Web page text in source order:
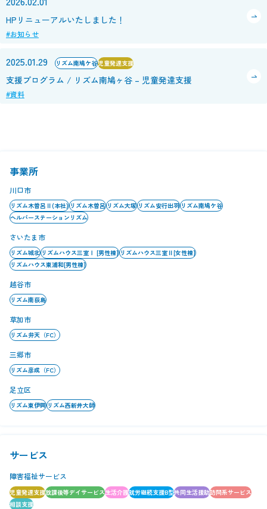
HPリニューアルいたしました！
#お知らせ
2025.01.29 リズム南鳩ケ谷児童発達支援
支援プログラム / リズム南鳩ヶ谷 – 児童発達支援
#資料
事業所
川口市
リズム木曽呂Ⅱ(本社)リズム木曽呂リズム大塚リズム安行出羽リズム南鳩ケ谷
ヘルパーステーションリズム
さいたま市
リズム城北リズムハウス三室Ⅰ [男性棟]リズムハウス三室Ⅱ[女性棟]
リズムハウス東浦和[男性棟]
越谷市
リズム南荻島
草加市
リズム弁天（FC）
三郷市
リズム彦成（FC）
足立区
リズム東伊興リズム西新井大師
サービス
障害福祉サービス
児童発達支援放課後等デイサービス生活介護就労継続支援B型共同生活援助訪問系サービス
相談支援